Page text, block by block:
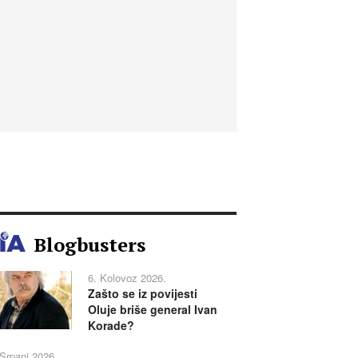
Blogbusters
6. Kolovoz 2026.
Zašto se iz povijesti
Oluje briše general Ivan
Korade?